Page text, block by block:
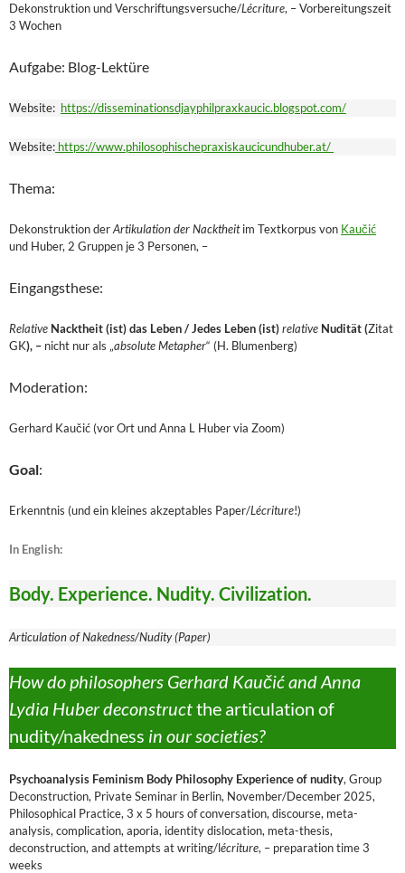
Dekonstruktion und Verschriftungsversuche/Lécriture, – Vorbereitungszeit
3 Wochen
Aufgabe: Blog-Lektüre
Website: https://disseminationsdjayphilpraxkaucic.blogspot.com/
Website: https://www.philosophischepraxiskaucicundhuber.at/
Thema:
Dekonstruktion derArtikulation der Nacktheitim Textkorpus von Kaučić
und Huber, 2 Gruppen je 3 Personen, –
Eingangsthese:
Relative Nacktheit (ist) das Leben / Jedes Leben (ist)relative Nudität (Zitat
GK), – nicht nur als „absolute Metapher“ (H. Blumenberg)
Moderation:
Gerhard Kaučić (vor Ort und Anna L Huber via Zoom)
Goal:
Erkenntnis (und ein kleines akzeptables Paper/Lécriture!)
In English:
Body. Experience. Nudity. Civilization.
Articulation of Nakedness/Nudity (Paper)
How do philosophers Gerhard Kaučić and Anna
Lydia Huber deconstructthe articulation of
nudity/nakedness in our societies?
Psychoanalysis Feminism Body Philosophy Experience of nudity, Group
Deconstruction, Private Seminar in Berlin, November/December 2025,
Philosophical Practice, 3 x 5 hours of conversation, discourse, meta-
analysis, complication, aporia, identity dislocation, meta-thesis,
deconstruction, and attempts at writing/lécriture, – preparation time 3
weeks